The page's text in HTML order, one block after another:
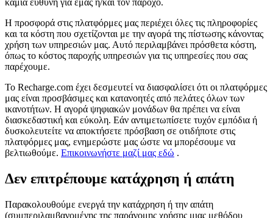
καμία ευθύνη για εμάς ή/και τον πάροχο.
Η προσφορά στις πλατφόρμες μας περιέχει όλες τις πληροφορίες
και τα κόστη που σχετίζονται με την αγορά της πίστωσης κάνοντας
χρήση των υπηρεσιών μας. Αυτό περιλαμβάνει πρόσθετα κόστη,
όπως το κόστος παροχής υπηρεσιών για τις υπηρεσίες που σας
παρέχουμε.
Το Recharge.com έχει δεσμευτεί να διασφαλίσει ότι οι πλατφόρμες
μας είναι προσβάσιμες και κατανοητές από πελάτες όλων των
ικανοτήτων. Η αγορά ψηφιακών μονάδων θα πρέπει να είναι
διασκεδαστική και εύκολη. Εάν αντιμετωπίσετε τυχόν εμπόδια ή
δυσκολευτείτε να αποκτήσετε πρόσβαση σε οτιδήποτε στις
πλατφόρμες μας, ενημερώστε μας ώστε να μπορέσουμε να
βελτιωθούμε. Επικοινωνήστε μαζί μας εδώ .
Δεν επιτρέπουμε κατάχρηση ή απάτη
Παρακολουθούμε ενεργά την κατάχρηση ή την απάτη
(συμπεριλαμβανομένης της παράνομης χρήσης μιας μεθόδου